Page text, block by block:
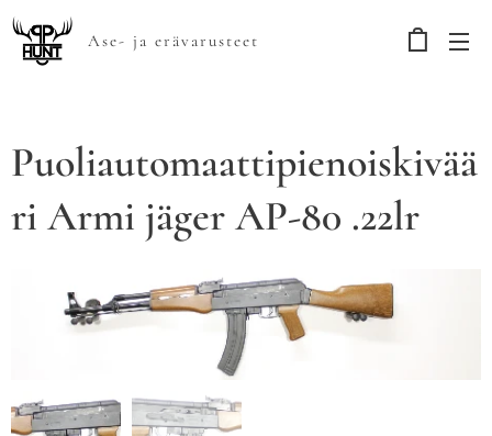
Ase- ja erävarusteet
Puoliautomaattipienoiskivää
ri Armi jäger AP-80 .22lr